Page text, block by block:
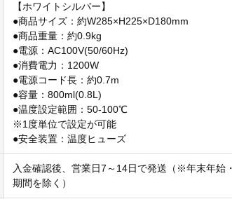
【ホワイトシルバー】
●商品サイズ：約W285×H225×D180mm
●商品重量：約0.9kg
●電源：AC100V(50/60Hz)
●消費電力：1200W
●電源コード長：約0.7m
●容量：800ml(0.8L)
●温度設定範囲：50-100℃
※1度単位で設定が可能
●安全装置：温度ヒューズ
入金確認後、営業日7～14日で発送（※年末年始
期間を除く）